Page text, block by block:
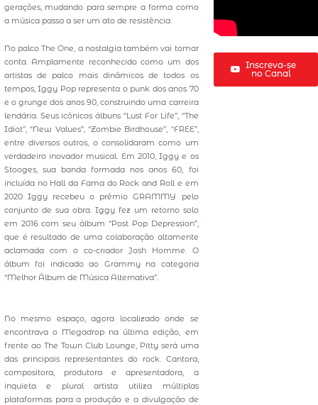
gerações, mudando para sempre a forma como
a música passa a ser um ato de resistência.
No palco The One, a nostalgia também vai tomar
conta. Amplamente reconhecido como um dos
artistas de palco mais dinâmicos de todos os
tempos, Iggy Pop representa o punk dos anos 70
e o grunge dos anos 90, construindo uma carreira
lendária. Seus icônicos álbuns “Lust For Life”, “The
Idiot”, “New Values”, “Zombie Birdhouse”, “FREE”,
entre diversos outros, o consolidaram como um
verdadeiro inovador musical. Em 2010, Iggy e os
Stooges, sua banda formada nos anos 60, foi
incluída no Hall da Fama do Rock and Roll e em
2020 Iggy recebeu o prêmio GRAMMY pelo
conjunto de sua obra. Iggy fez um retorno solo
em 2016 com seu álbum “Post Pop Depression”,
que é resultado de uma colaboração altamente
aclamada com o co-criador Josh Homme. O
álbum foi indicado ao Grammy na categoria
“Melhor Álbum de Música Alternativa”.
No mesmo espaço, agora localizado onde se
encontrava o Megadrop na última edição, em
frente ao The Town Club Lounge, Pitty será uma
das principais representantes do rock. Cantora,
compositora, produtora e apresentadora, a
inquieta e plural artista utiliza múltiplas
plataformas para a produção e a divulgação de
Inscreva-se
no Canal